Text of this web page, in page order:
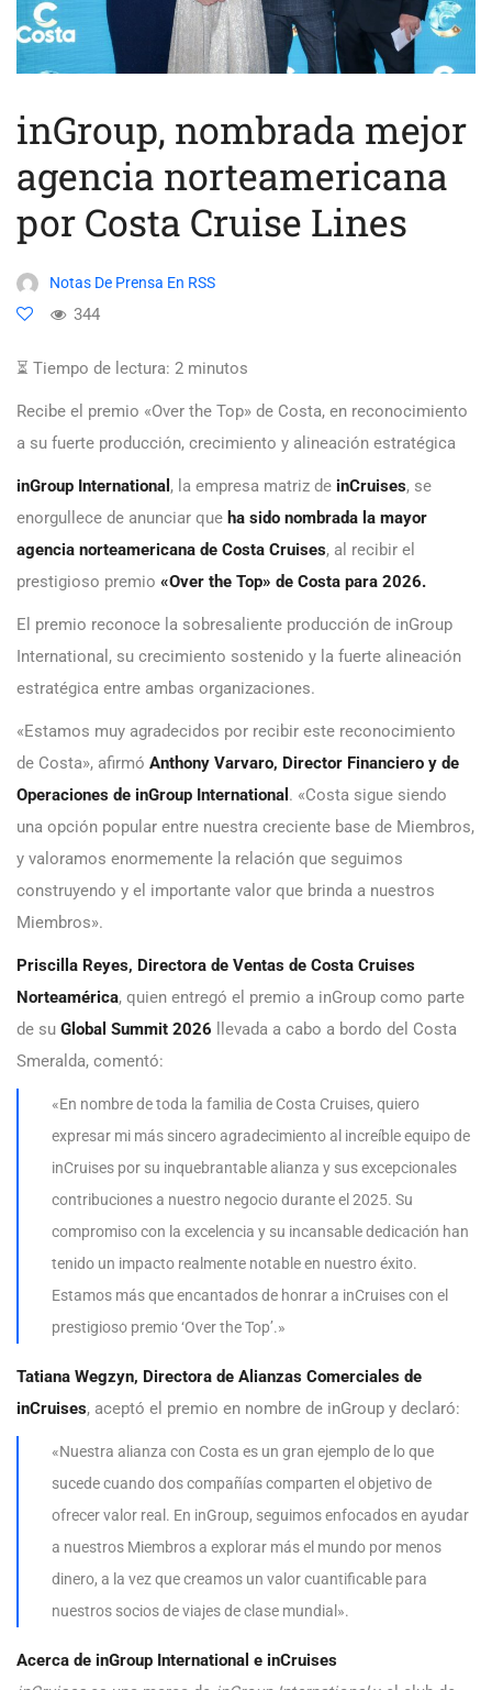
inGroup, nombrada mejor
agencia norteamericana
por Costa Cruise Lines
Notas De Prensa En RSS
344
⏳ Tiempo de lectura: 2 minutos
Recibe el premio «Over the Top» de Costa, en reconocimiento
a su fuerte producción, crecimiento y alineación estratégica
inGroup International , la empresa matriz de inCruises, se
enorgullece de anunciar que ha sido nombrada la mayor
agencia norteamericana de Costa Cruises, al recibir el
prestigioso premio «Over the Top» de Costa para 2026.
El premio reconoce la sobresaliente producción de inGroup
International, su crecimiento sostenido y la fuerte alineación
estratégica entre ambas organizaciones.
«Estamos muy agradecidos por recibir este reconocimiento
de Costa», afirmó Anthony Varvaro, Director Financiero y de
Operaciones de inGroup International . «Costa sigue siendo
una opción popular entre nuestra creciente base de Miembros,
y valoramos enormemente la relación que seguimos
construyendo y el importante valor que brinda a nuestros
Miembros».
Priscilla Reyes, Directora de Ventas de Costa Cruises
Norteamérica, quien entregó el premio a inGroup como parte
de su Global Summit 2026 llevada a cabo a bordo del Costa
Smeralda, comentó:
«En nombre de toda la familia de Costa Cruises, quiero
expresar mi más sincero agradecimiento al increíble equipo de
inCruises por su inquebrantable alianza y sus excepcionales
contribuciones a nuestro negocio durante el 2025. Su
compromiso con la excelencia y su incansable dedicación han
tenido un impacto realmente notable en nuestro éxito.
Estamos más que encantados de honrar a inCruises con el
prestigioso premio ‘Over the Top’.»
Tatiana Wegzyn, Directora de Alianzas Comerciales de
inCruises, aceptó el premio en nombre de inGroup y declaró:
«Nuestra alianza con Costa es un gran ejemplo de lo que
sucede cuando dos compañías comparten el objetivo de
ofrecer valor real. En inGroup, seguimos enfocados en ayudar
a nuestros Miembros a explorar más el mundo por menos
dinero, a la vez que creamos un valor cuantificable para
nuestros socios de viajes de clase mundial».
Acerca de inGroup International e inCruises